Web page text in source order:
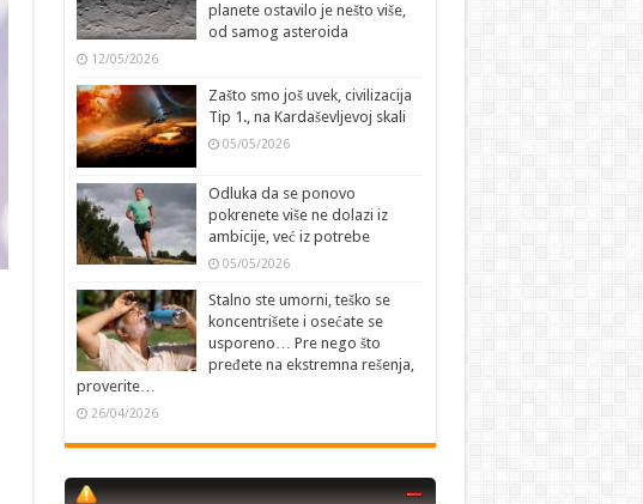
planete ostavilo je nešto više,
od samog asteroida
12/05/2026
Zašto smo još uvek, civilizacija
Tip 1., na Kardaševljevoj skali
05/05/2026
Odluka da se ponovo
pokrenete više ne dolazi iz
ambicije, već iz potrebe
05/05/2026
Stalno ste umorni, teško se
koncentrišete i osećate se
usporeno… Pre nego što
pređete na ekstremna rešenja,
proverite…
26/04/2026